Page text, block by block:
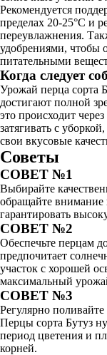
Рекомендуется
пределах 20-25°C и
переувлажнения.
удобрениями, чтобы
питательными
Когда следует
Урожай перца сорта
достигают полной
это происходит
затягивать с
свои вкусовые
Советы
СОВЕТ №1
Выбирайте
обращайте внимание
гарантировать
СОВЕТ №2
Обеспечьте перцам
предпочитает
участок с хорошей
максимальный
СОВЕТ №3
Регулярно
Перцы сорта Бутуз
период цветения и
корней.